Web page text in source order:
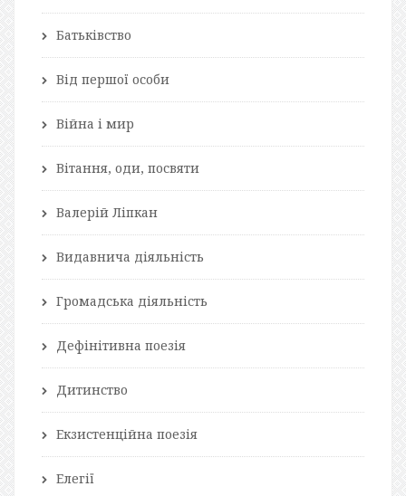
Батьківство
Від першої особи
Війна і мир
Вітання, оди, посвяти
Валерій Ліпкан
Видавнича діяльність
Громадська діяльність
Дефінітивна поезія
Дитинство
Екзистенційна поезія
Елегії